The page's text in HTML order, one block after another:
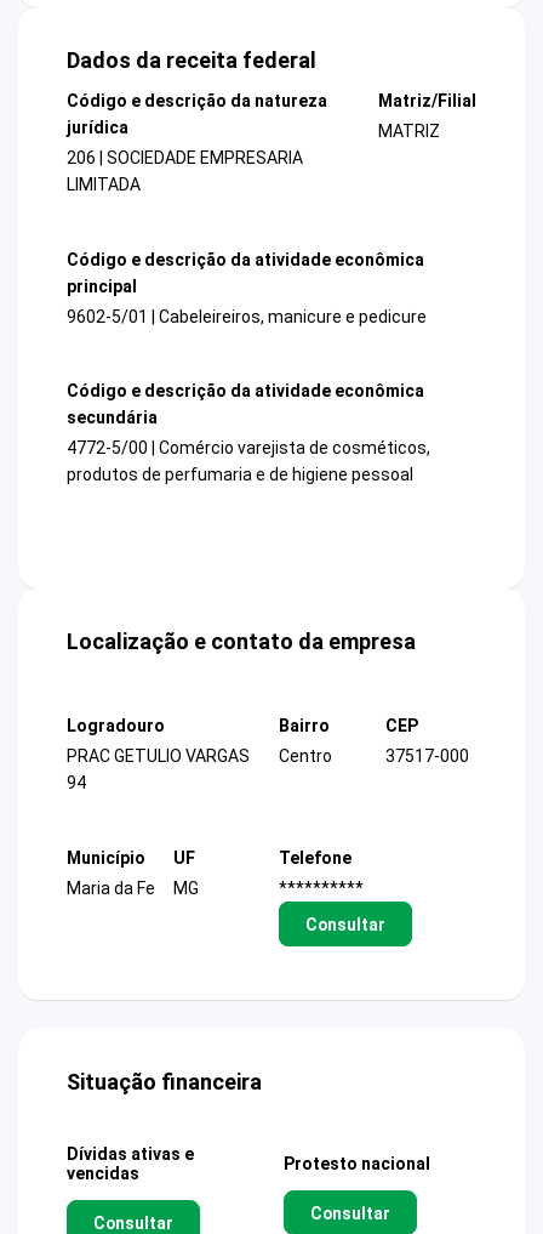
Dados da receita federal
Código e descrição da natureza
jurídica
206 | SOCIEDADE EMPRESARIA
LIMITADA
Matriz/Filial
MATRIZ
Código e descrição da atividade econômica
principal
9602-5/01 | Cabeleireiros, manicure e pedicure
Código e descrição da atividade econômica
secundária
4772-5/00 | Comércio varejista de cosméticos,
produtos de perfumaria e de higiene pessoal
Localização e contato da empresa
Logradouro
PRAC GETULIO VARGAS
94
Bairro
Centro
CEP
37517-000
Município
Maria da Fe
UF
MG
Telefone
**********
Consultar
Situação financeira
Dívidas ativas e
vencidas
Consultar
Protesto nacional
Consultar